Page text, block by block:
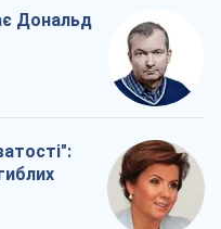
Дональд